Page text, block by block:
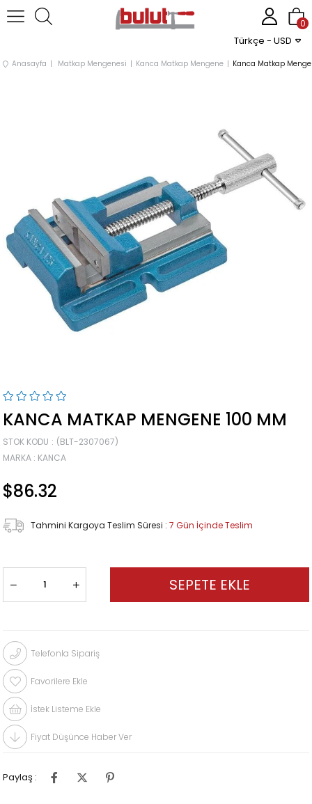
Türkçe - USD
0
Anasayfa Matkap Mengenesi Kanca Matkap Mengene Kanca Matkap
KANCA MATKAP MENGENE 100 MM
STOK KODU
(BLT-2307067)
MARKA : KANCA
$86.32
Tahmini Kargoya Teslim Süresi : 7 Gün İçinde Teslim
Telefonla Sipariş
Favorilere Ekle
İstek Listeme Ekle
Fiyat Düşünce Haber Ver
Paylaş :